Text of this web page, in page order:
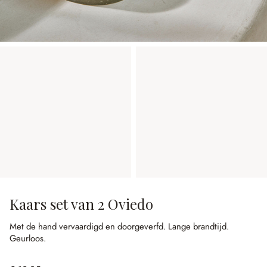
Kaars set van 2 Oviedo
Met de hand vervaardigd en doorgeverfd. Lange brandtijd.
Geurloos.